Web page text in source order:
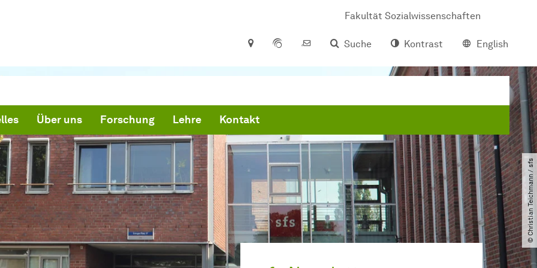
Fakultät Sozialwissenschaften
Suche
Kontrast English
Über uns Forschung Lehre Kontakt
© Christian Teichmann ​/​ sfs